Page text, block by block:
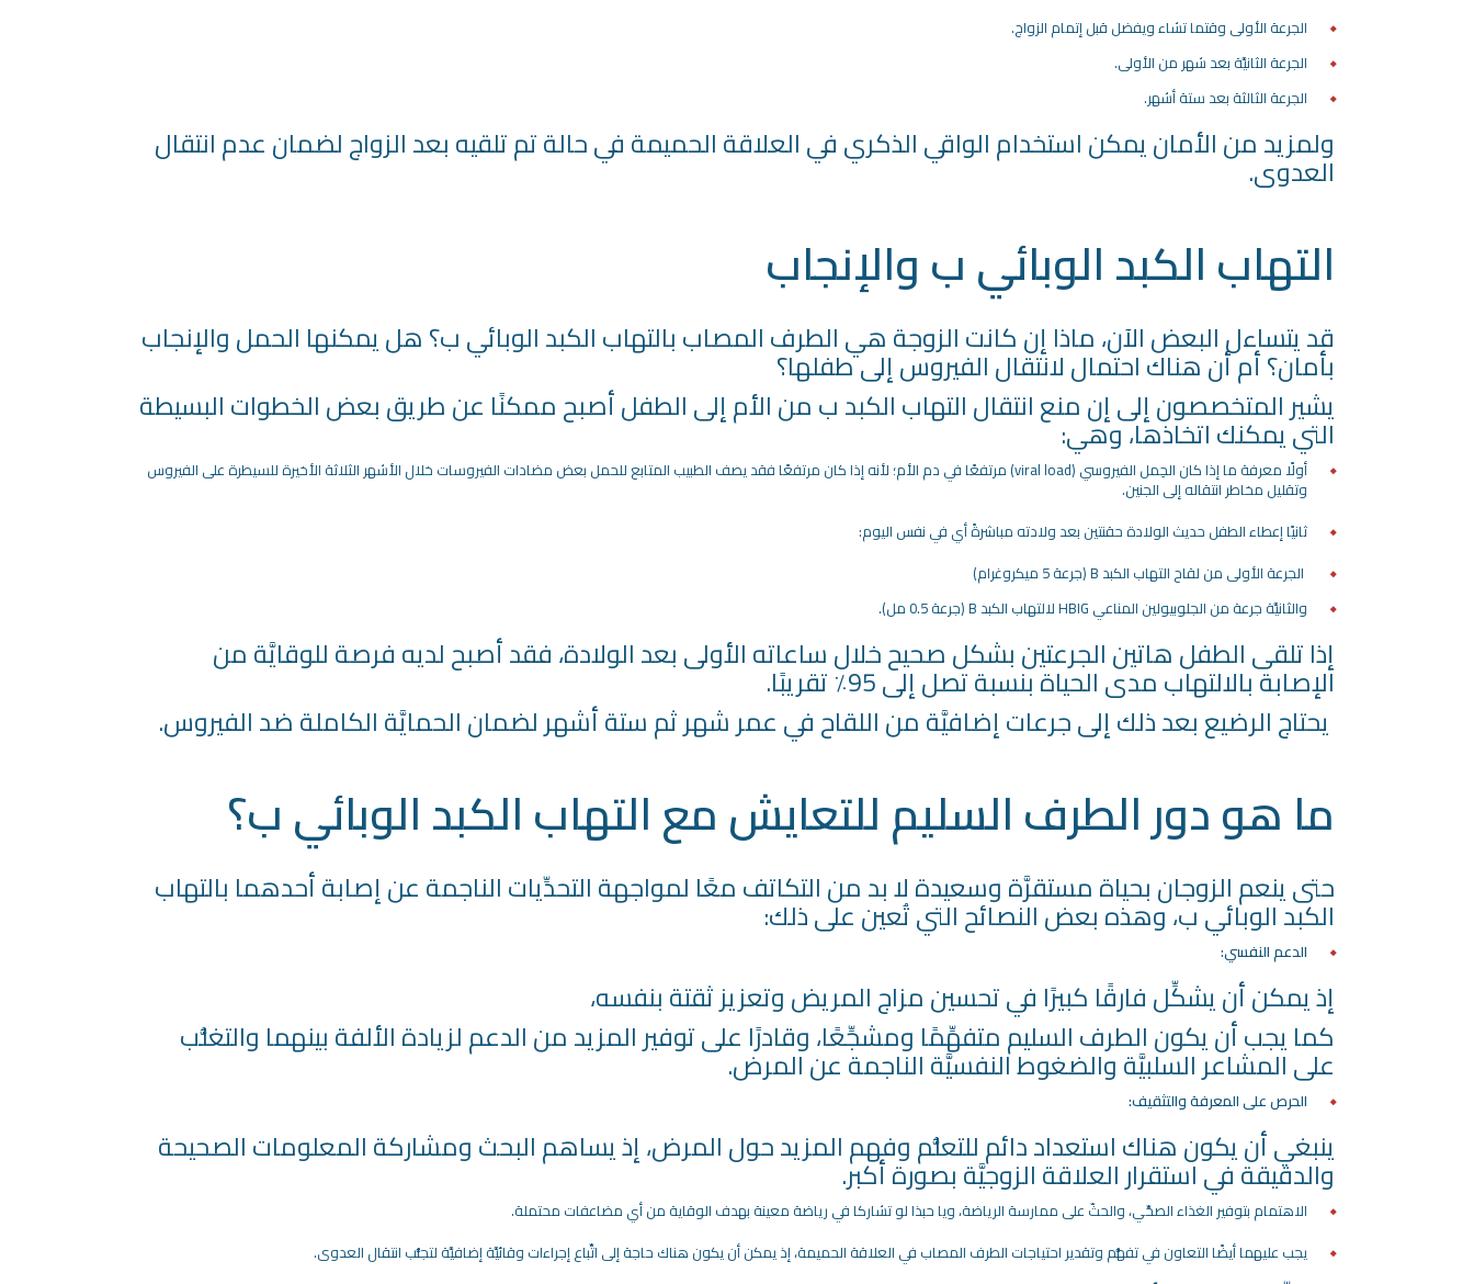
الجرعة الأولى وقتما تشاء ويفضل قبل إتمام الزواج.
الجرعة الثانيَّة بعد شهر من الأولى.
الجرعة الثالثة بعد ستة أشهر.
ولمزيد من الأمان يمكن استخدام الواقي الذكري في العلاقة الحميمة في حالة تم تلقيه بعد الزواج لضمان عدم انتقال
العدوى.
التهاب الكبد الوبائي ب والإنجاب
قد يتساءل البعض الآن، ماذا إن كانت الزوجة هي الطرف المصاب بالتهاب الكبد الوبائي ب؟ هل يمكنها الحمل والإنجاب
بأمان؟ أم أن هناك احتمال لانتقال الفيروس إلى طفلها؟
يشير المتخصصون إلى إن منع انتقال التهاب الكبد ب من الأم إلى الطفل أصبح ممكنًا عن طريق بعض الخطوات البسيطة
التي يمكنك اتخاذها، وهي:
أولًا معرفة ما إذا كان الحِمل الفيروسي (viral load) مرتفعًا في دم الأم؛ لأنه إذا كان مرتفعًا فقد يصف الطبيب المتابع للحمل بعض مضادات الفيروسات خلال الأشهر الثلاثة الأخيرة للسيطرة على الفيروس
وتقليل مخاطر انتقاله إلى الجنين.
ثانيًا إعطاء الطفل حديث الولادة حقنتين بعد ولادته مباشرةً أي في نفس اليوم:
الجرعة الأولى من لقاح التهاب الكبد B (جرعة 5 ميكروغرام)
والثانيَّة جرعة من الجلوبيولين المناعي HBIG لالتهاب الكبد B (جرعة 0.5 مل).
إذا تلقى الطفل هاتين الجرعتين بشكل صحيح خلال ساعاته الأولى بعد الولادة، فقد أصبح لديه فرصة للوقايَّة من
الإصابة بالالتهاب مدى الحياة بنسبة تصل إلى 95٪ تقريبًا.
يحتاج الرضيع بعد ذلك إلى جرعات إضافيَّة من اللقاح في عمر شهر ثم ستة أشهر لضمان الحمايَّة الكاملة ضد الفيروس.
ما هو دور الطرف السليم للتعايش مع التهاب الكبد الوبائي ب؟
حتى ينعم الزوجان بحياة مستقرَّة وسعيدة لا بد من التكاتف معًا لمواجهة التحدِّيات الناجمة عن إصابة أحدهما بالتهاب
الكبد الوبائي ب، وهذه بعض النصائح التي تُعين على ذلك:
الدعم النفسي:
إذ يمكن أن يشكِّل فارقًا كبيرًا في تحسين مزاج المريض وتعزيز ثقتة بنفسه،
كما يجب أن يكون الطرف السليم متفهِّمًا ومشجِّعًا، وقادرًا على توفير المزيد من الدعم لزيادة الألفة بينهما والتغلُّب
على المشاعر السلبيَّة والضغوط النفسيَّة الناجمة عن المرض.
الحرص على المعرفة والتثقيف:
ينبغي أن يكون هناك استعداد دائم للتعلُّم وفهم المزيد حول المرض، إذ يساهم البحث ومشاركة المعلومات الصحيحة
والدقيقة في استقرار العلاقة الزوجيَّة بصورة أكبر.
الاهتمام بتوفير الغذاء الصحِّي، والحثّ على ممارسة الرياضة، ويا حبذا لو تشاركا في رياضة معينة بهدف الوقاية من أي مضاعفات محتملة.
يجب عليهما أيضًا التعاون في تفهُّم وتقدير احتياجات الطرف المصاب في العلاقة الحميمة، إذ يمكن أن يكون هناك حاجة إلى اتِّباع إجراءات وقائيَّة إضافيَّة لتجنُّب انتقال العدوى.